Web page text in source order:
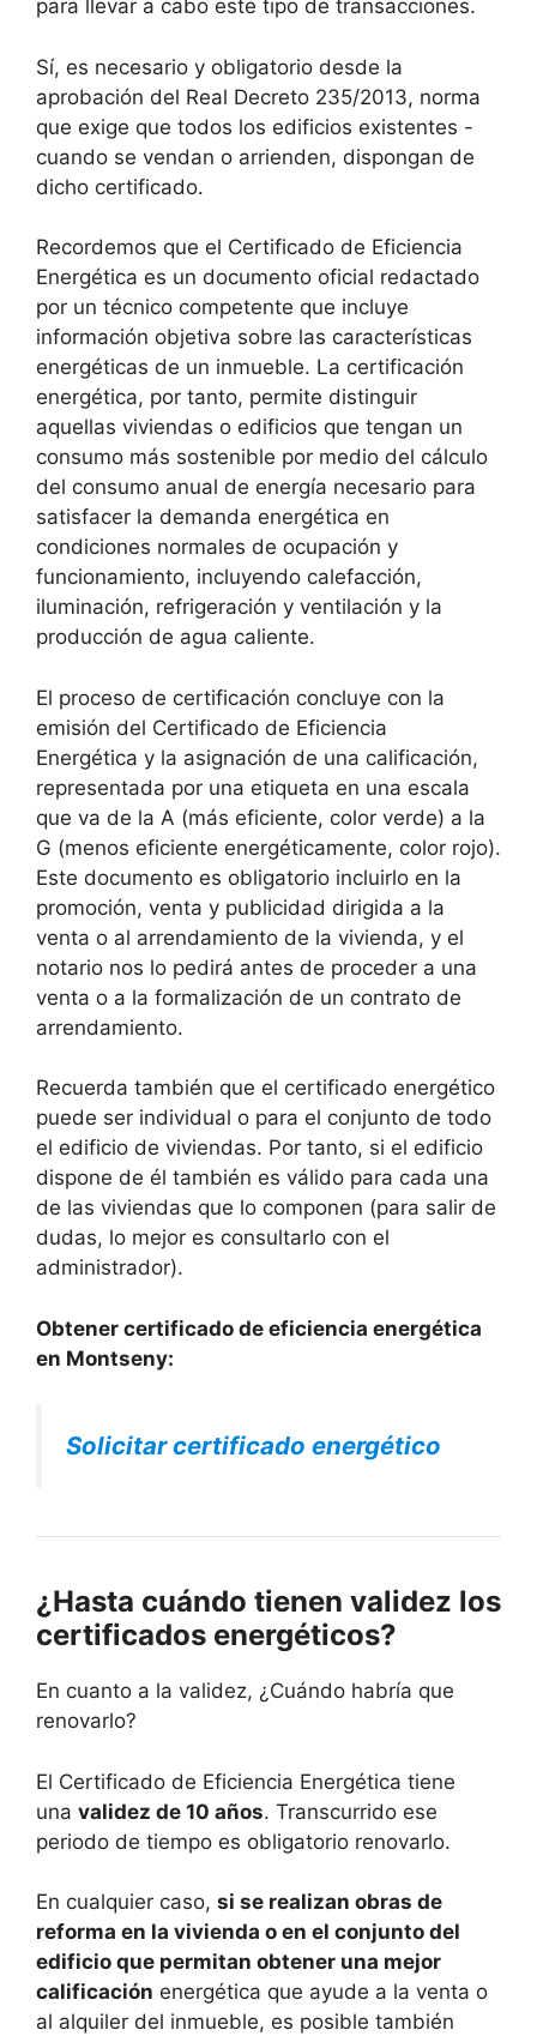
para llevar a cabo este tipo de transacciones.
Sí, es necesario y obligatorio desde la
aprobación del Real Decreto 235/2013, norma
que exige que todos los edificios existentes -
cuando se vendan o arrienden, dispongan de
dicho certificado.
Recordemos que el Certificado de Eficiencia
Energética es un documento oficial redactado
por un técnico competente que incluye
información objetiva sobre las características
energéticas de un inmueble. La certificación
energética, por tanto, permite distinguir
aquellas viviendas o edificios que tengan un
consumo más sostenible por medio del cálculo
del consumo anual de energía necesario para
satisfacer la demanda energética en
condiciones normales de ocupación y
funcionamiento, incluyendo calefacción,
iluminación, refrigeración y ventilación y la
producción de agua caliente.
El proceso de certificación concluye con la
emisión del Certificado de Eficiencia
Energética y la asignación de una calificación,
representada por una etiqueta en una escala
que va de la A (más eficiente, color verde) a la
G (menos eficiente energéticamente, color rojo).
Este documento es obligatorio incluirlo en la
promoción, venta y publicidad dirigida a la
venta o al arrendamiento de la vivienda, y el
notario nos lo pedirá antes de proceder a una
venta o a la formalización de un contrato de
arrendamiento.
Recuerda también que el certificado energético
puede ser individual o para el conjunto de todo
el edificio de viviendas. Por tanto, si el edificio
dispone de él también es válido para cada una
de las viviendas que lo componen (para salir de
dudas, lo mejor es consultarlo con el
administrador).
Obtener certificado de eficiencia energética
en Montseny:
Solicitar certificado energético
¿Hasta cuándo tienen validez los
certificados energéticos?
En cuanto a la validez, ¿Cuándo habría que
renovarlo?
El Certificado de Eficiencia Energética tiene
una validez de 10 años. Transcurrido ese
periodo de tiempo es obligatorio renovarlo.
En cualquier caso, si se realizan obras de
reforma en la vivienda o en el conjunto del
edificio que permitan obtener una mejor
calificación energética que ayude a la venta o
al alquiler del inmueble, es posible también